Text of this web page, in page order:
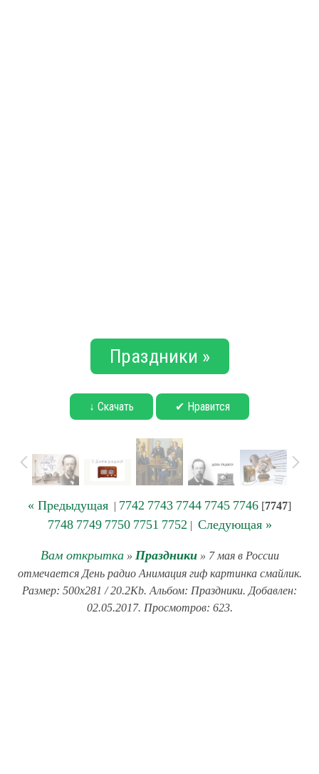
Праздники »
↓ Скачать ✔ Нравится
« Предыдущая | 7742 7743 7744 7745 7746 [7747]
7748 7749 7750 7751 7752 | Следующая »
Вам открытка» Праздники» 7 мая в России
отмечается День радио Анимация гиф картинка смайлик.
Размер: 500x281 / 20.2Kb. Альбом: Праздники. Добавлен:
02.05.2017. Просмотров: 623.